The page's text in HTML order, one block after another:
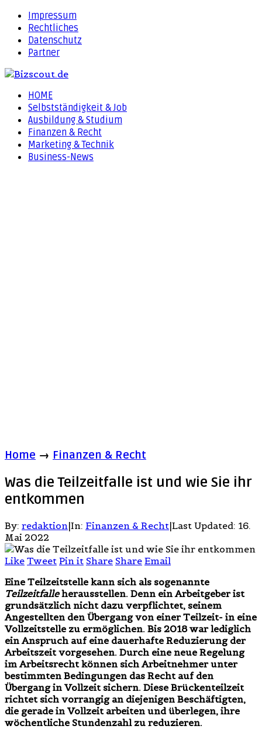
Impressum
Rechtliches
Datenschutz
Partner
HOME
Selbstständigkeit & Job
Ausbildung & Studium
Finanzen & Recht
Marketing & Technik
Business-News
Home → Finanzen & Recht
Was die Teilzeitfalle ist und wie Sie ihr
entkommen
By: redaktion |In: Finanzen & Recht|Last Updated: 16.
Mai 2022
Like Tweet Pin it Share Share Email
Eine Teilzeitstelle kann sich als sogenannte
Teilzeitfalleherausstellen. Denn ein Arbeitgeber ist
grundsätzlich nicht dazu verpflichtet, seinem
Angestellten den Übergang von einer Teilzeit- in eine
Vollzeitstelle zu ermöglichen. Bis 2018 war lediglich
ein Anspruch auf eine dauerhafte Reduzierung der
Arbeitszeit vorgesehen. Durch eine neue Regelung
im Arbeitsrecht können sich Arbeitnehmer unter
bestimmten Bedingungen das Recht auf den
Übergang in Vollzeit sichern. Diese Brückenteilzeit
richtet sich vorrangig an diejenigen Beschäftigten,
die gerade in Vollzeit arbeiten und überlegen, ihre
wöchentliche Stundenzahl zu reduzieren.